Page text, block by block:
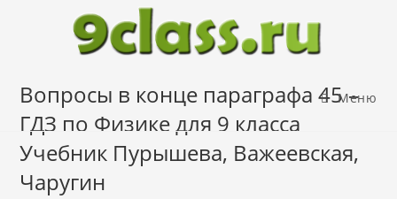
содержимому
Меню
Вопросы в конце параграфа 45 –
ГДЗ по Физике для 9 класса
Учебник Пурышева, Важеевская,
Чаругин